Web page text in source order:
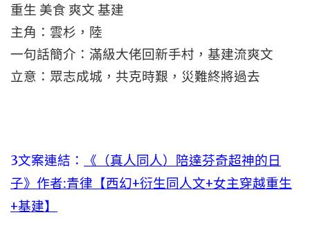
重生 美食 爽文 基建
主角：雲杉，陸
一句話簡介：滿級大佬回新手村，基建流爽文
立意：眾志成城，共克時艱，災難終將過去
3文案連結：
《（真人同人）陪達芬奇超神的日
子》作者:青律【西幻+衍生同人文+女主穿越重生
+基建】